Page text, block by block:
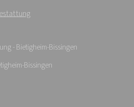
- Bietigheim-Bissingen
Bissingen